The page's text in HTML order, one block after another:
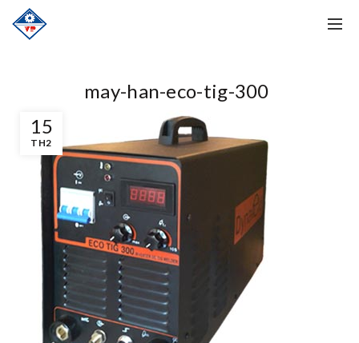
15
TH2
may-han-eco-tig-300